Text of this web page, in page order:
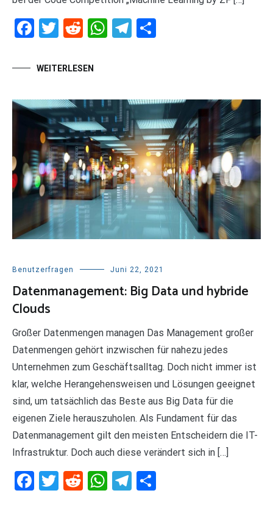
Facebook
Twitter
RedditWhatsApp
Telegram
WEITERLESEN
Benutzerfragen Juni 22, 2021
Datenmanagement: Big Data und hybride
Clouds
Großer Datenmengen managen Das Management großer
Datenmengen gehört inzwischen für nahezu jedes
Unternehmen zum Geschäftsalltag. Doch nicht immer ist
klar, welche Herangehensweisen und Lösungen geeignet
sind, um tatsächlich das Beste aus Big Data für die
eigenen Ziele herauszuholen. Als Fundament für das
Datenmanagement gilt den meisten Entscheidern die IT-
Infrastruktur. Doch auch diese verändert sich in […]
Facebook
Twitter
RedditWhatsApp
Telegram